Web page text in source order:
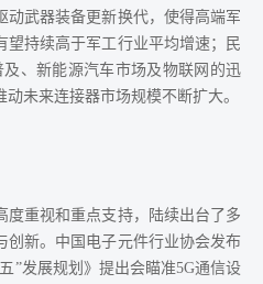
动武器装备更新换代，使得高端军
望持续高于军工行业平均增速；民
、新能源汽车市场及物联网的迅
未来连接器市场规模不断扩大。
度重视和重点支持，陆续出台了多
创新。中国电子元件行业协会发布
”发展规划》提出会瞄准5G通信设